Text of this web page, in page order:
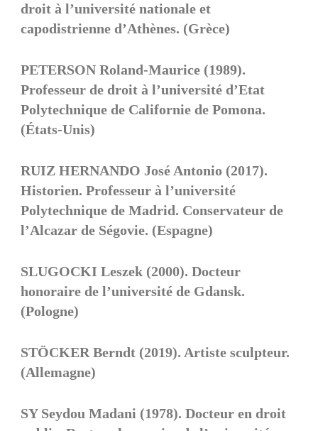
droit à l’université nationale et
capodistrienne d’Athènes. (Grèce)
PETERSON Roland-Maurice (1989).
Professeur de droit à l’université d’Etat
Polytechnique de Californie de Pomona.
(États-Unis)
RUIZ HERNANDO José Antonio (2017).
Historien. Professeur à l’université
Polytechnique de Madrid. Conservateur de
l’Alcazar de Ségovie. (Espagne)
SLUGOCKI Leszek (2000). Docteur
honoraire de l’université de Gdansk.
(Pologne)
STÖCKER Berndt (2019). Artiste sculpteur.
(Allemagne)
SY Seydou Madani (1978). Docteur en droit